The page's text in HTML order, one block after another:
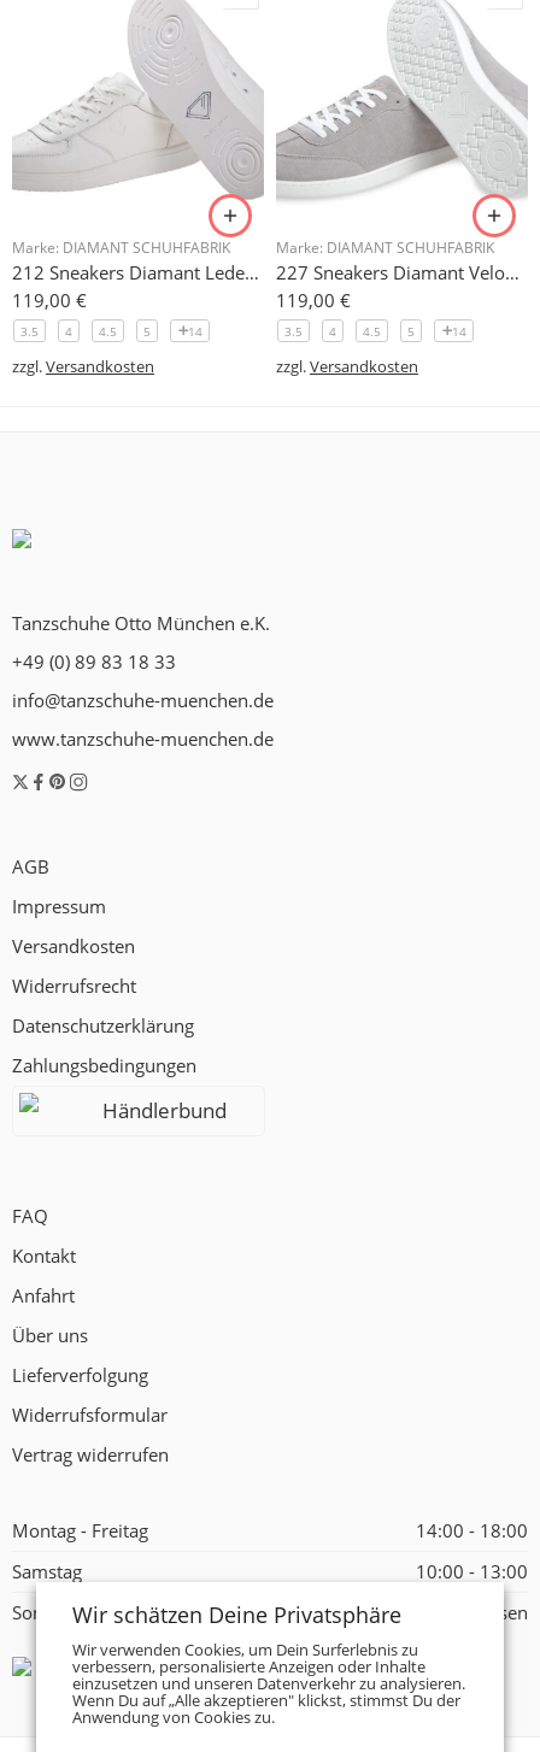
Marke: DIAMANT SCHUHFABRIK
212 Sneakers Diamant Leder weiss, drehfreudige Kunststoffsohle
119,00 €
3.5 4 4.5 5 14
zzgl.Versandkosten
Marke: DIAMANT SCHUHFABRIK
227 Sneakers Diamant Veloursleder hellgrau, drehfreudige Kunststoffsohle
119,00 €
3.5 4 4.5 5 14
zzgl.Versandkosten
Tanzschuhe Otto München e.K.
+49 (0) 89 83 18 33
info@tanzschuhe-muenchen.de
www.tanzschuhe-muenchen.de
AGB
Impressum
Versandkosten
Widerrufsrecht
Datenschutzerklärung
Zahlungsbedingungen
Händlerbund
FAQ
Kontakt
Anfahrt
Über uns
Lieferverfolgung
Widerrufsformular
Vertrag widerrufen
Montag - Freitag
14:00 - 18:00
Samstag
10:00 - 13:00
Sonntag
Geschlossen
Wir schätzen Deine Privatsphäre
Wir verwenden Cookies, um Dein Surferlebnis zu
verbessern, personalisierte Anzeigen oder Inhalte
einzusetzen und unseren Datenverkehr zu analysieren.
Wenn Du auf „Alle akzeptieren" klickst, stimmst Du der
Anwendung von Cookies zu.